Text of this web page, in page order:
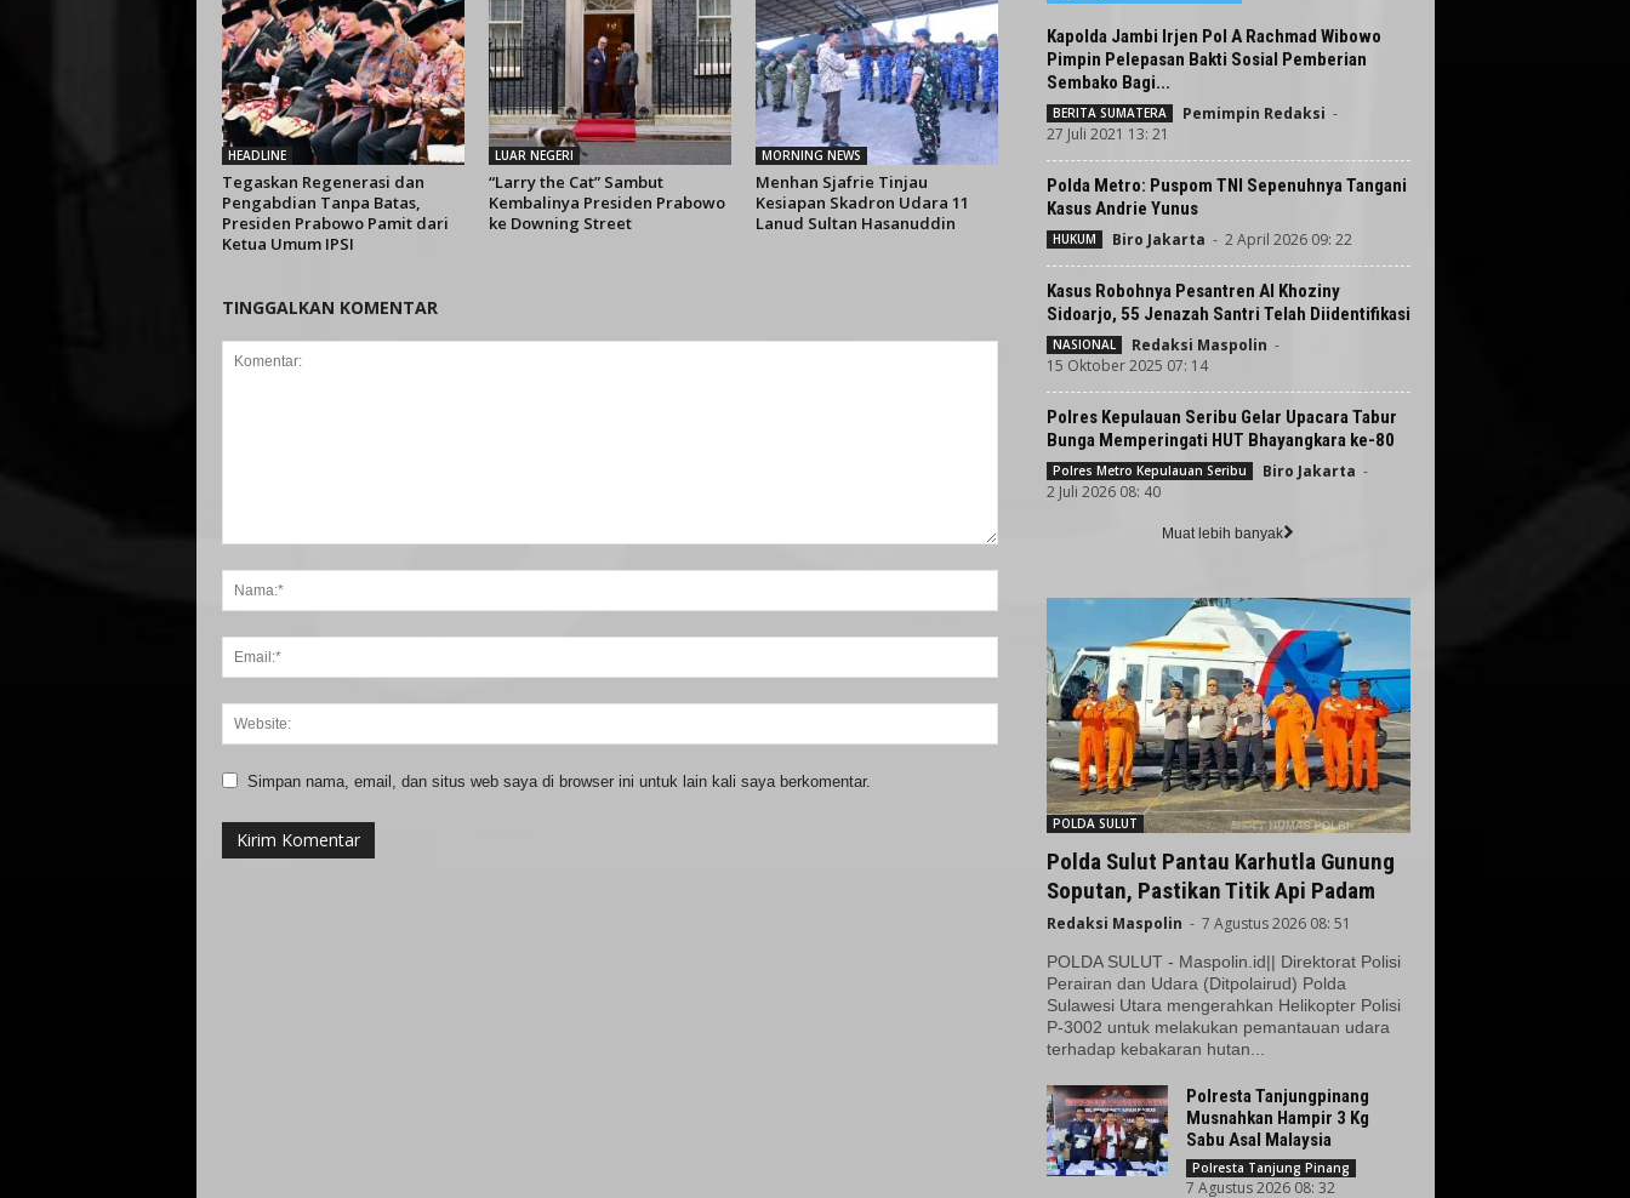
HEADLINE
Tegaskan Regenerasi dan
Pengabdian Tanpa Batas,
Presiden Prabowo Pamit dari
Ketua Umum IPSI
LUAR NEGERI
“Larry the Cat” Sambut
Kembalinya Presiden Prabowo
ke Downing Street
MORNING NEWS
Menhan Sjafrie Tinjau
Kesiapan Skadron Udara 11
Lanud Sultan Hasanuddin
TINGGALKAN KOMENTAR
Simpan nama, email, dan situs web saya di browser ini untuk lain kali saya berkomentar.
Kapolda Jambi Irjen Pol A Rachmad Wibowo
Pimpin Pelepasan Bakti Sosial Pemberian
Sembako Bagi...
BERITA SUMATERA Pemimpin Redaksi -
27 Juli 2021 13: 21
Polda Metro: Puspom TNI Sepenuhnya Tangani
Kasus Andrie Yunus
HUKUM Biro Jakarta - 2 April 2026 09: 22
Kasus Robohnya Pesantren Al Khoziny
Sidoarjo, 55 Jenazah Santri Telah Diidentifikasi
NASIONAL Redaksi Maspolin -
15 Oktober 2025 07: 14
Polres Kepulauan Seribu Gelar Upacara Tabur
Bunga Memperingati HUT Bhayangkara ke-80
Polres Metro Kepulauan Seribu Biro Jakarta -
2 Juli 2026 08: 40
Muat lebih banyak
POLDA SULUT
Polda Sulut Pantau Karhutla Gunung
Soputan, Pastikan Titik Api Padam
Redaksi Maspolin - 7 Agustus 2026 08: 51
POLDA SULUT - Maspolin.id|| Direktorat Polisi
Perairan dan Udara (Ditpolairud) Polda
Sulawesi Utara mengerahkan Helikopter Polisi
P-3002 untuk melakukan pemantauan udara
terhadap kebakaran hutan...
Polresta Tanjungpinang
Musnahkan Hampir 3 Kg
Sabu Asal Malaysia
Polresta Tanjung Pinang
7 Agustus 2026 08: 32